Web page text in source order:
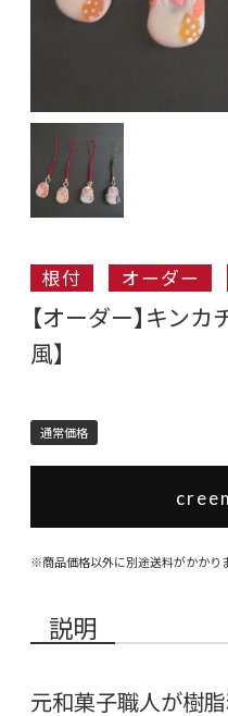
根付 オーダー
【オーダー】キン
風】
通常価格
※商品価格以外に別途送料がかかり
説明
元和菓子職人が樹